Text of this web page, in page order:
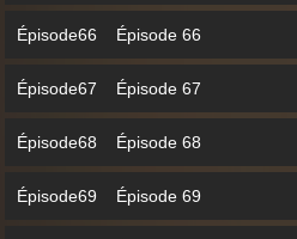
Épisode66 Épisode 66
Épisode67 Épisode 67
Épisode68 Épisode 68
Épisode69 Épisode 69